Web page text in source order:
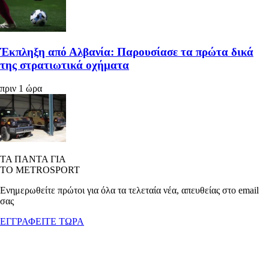
Έκπληξη από Αλβανία: Παρουσίασε τα πρώτα δικά
της στρατιωτικά οχήματα
πριν 1 ώρα
ΤΑ ΠΑΝΤΑ ΓΙΑ
ΤΟ METROSPORT
Ενημερωθείτε πρώτοι για όλα τα τελεταία νέα, απευθείας στο email
σας
ΕΓΓΡΑΦΕΙΤΕ ΤΩΡΑ